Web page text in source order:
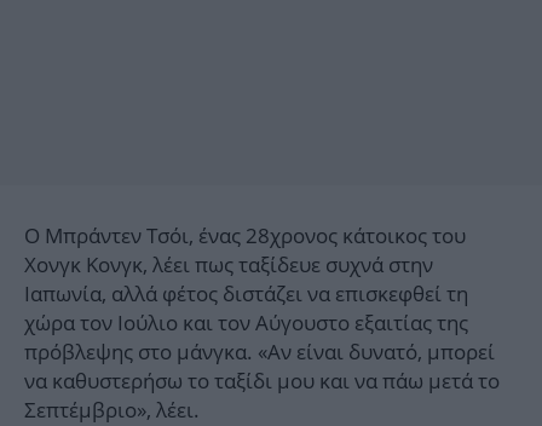
Ο Μπράντεν Τσόι, ένας 28χρονος κάτοικος του
Χονγκ Κονγκ, λέει πως ταξίδευε συχνά στην
Ιαπωνία, αλλά φέτος διστάζει να επισκεφθεί τη
χώρα τον Ιούλιο και τον Αύγουστο εξαιτίας της
πρόβλεψης στο μάνγκα. «Αν είναι δυνατό, μπορεί
να καθυστερήσω το ταξίδι μου και να πάω μετά το
Σεπτέμβριο», λέει.